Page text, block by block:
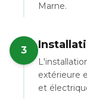
Marne.
3
extérieure
et